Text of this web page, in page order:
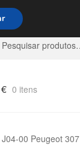
800 500 967
€ 0 itens
00 Peugeot 307